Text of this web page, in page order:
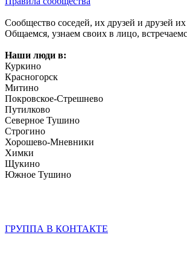
Сообщество соседей, их друзей и друзей
Общаемся, узнаем своих в лицо,
Наши люди в:
Куркино
Красногорск
Митино
Покровское-Стрешнево
Путилково
Северное Тушино
Строгино
Хорошево-Мневники
Химки
Щукино
Южное Тушино
ГРУППА В КОНТАКТЕ